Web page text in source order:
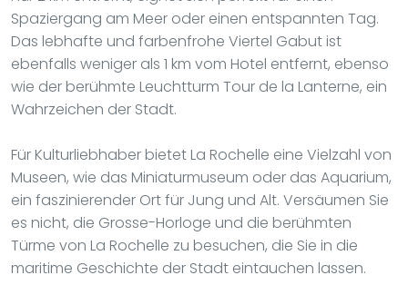
Spaziergang am Meer oder einen entspannten Tag.
Das lebhafte und farbenfrohe Viertel Gabut ist
ebenfalls weniger als 1 km vom Hotel entfernt, ebenso
wie der berühmte Leuchtturm Tour de la Lanterne, ein
Wahrzeichen der Stadt.
Für Kulturliebhaber bietet La Rochelle eine Vielzahl von
Museen, wie das Miniaturmuseum oder das Aquarium,
ein faszinierender Ort für Jung und Alt. Versäumen Sie
es nicht, die Grosse-Horloge und die berühmten
Türme von La Rochelle zu besuchen, die Sie in die
maritime Geschichte der Stadt eintauchen lassen.